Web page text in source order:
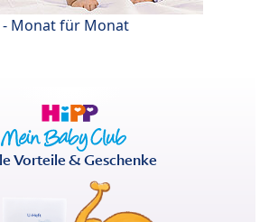
- Monat für Monat
Vorteile & Geschenke